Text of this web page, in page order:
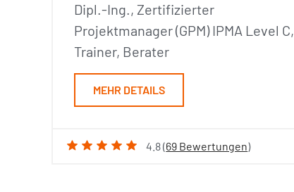
Dipl.-Ing., Zertifizierter
Projektmanager (GPM) IPMA Level C,
Trainer, Berater
MEHR DETAILS
4.8 (69 Bewertungen)